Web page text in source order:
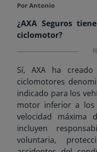
Por Antonio
¿AXA Seguros
ciclomotor?
Sí, AXA ha
ciclomotores
indicado para los
motor inferior a los
velocidad máxima
incluyen
voluntaria,